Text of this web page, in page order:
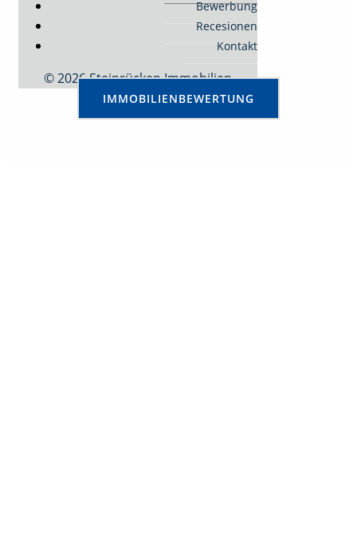
Bewerbung
Recesionen
Kontakt
© 2026 Steinrücken Immobilien
IMMOBILIENBEWERTUNG